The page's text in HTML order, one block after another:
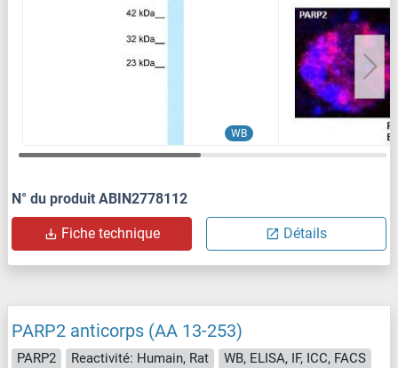
WB
N° du produit ABIN2778112
Fiche technique Détails
PARP2 anticorps (AA 13-253)
PARP2 Reactivité: Humain, Rat
WB, ELISA, IF, ICC, FACS